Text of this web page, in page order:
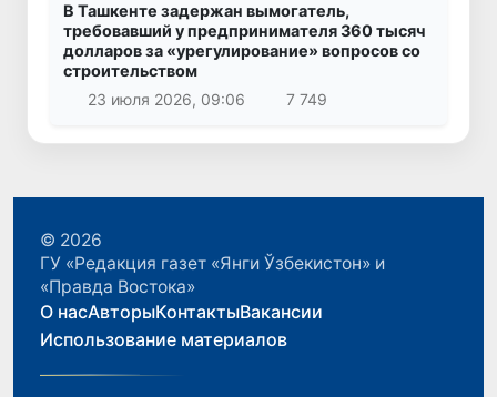
В Ташкенте задержан вымогатель,
требовавший у предпринимателя 360 тысяч
долларов за «урегулирование» вопросов со
строительством
23 июля 2026, 09:06
7 749
© 2026
ГУ «Редакция газет «Янги Ўзбекистон» и
«Правда Востока»
О насАвторыКонтактыВакансии
Использование материалов